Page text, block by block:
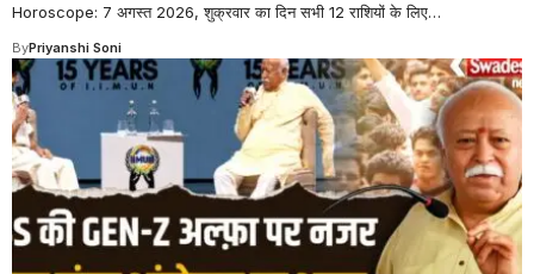
Horoscope: 7 अगस्त 2026, शुक्रवार का दिन सभी 12 राशियों के लिए…
ByPriyanshi Soni